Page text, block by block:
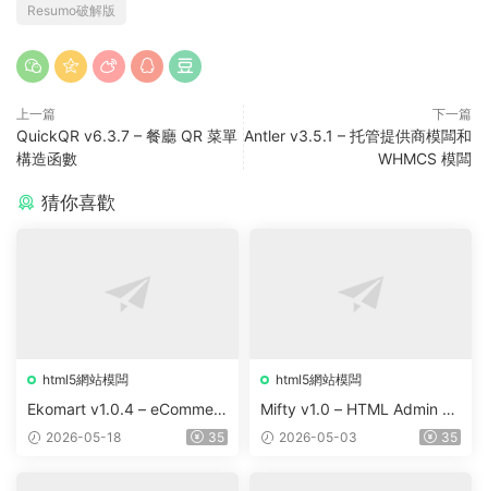
Resumo破解版
上一篇
QuickQR v6.3.7 – 餐廳 QR 菜單
構造函數
下一篇
Antler v3.5.1 – 托管提供商模闆和
WHMCS 模闆
猜你喜歡
html5網站模闆
Ekomart v1.0.4 – eCommerc
e React NextJS Template +
2026-05-18 35
html5網站模闆
Mifty v1.0 – HTML Admin &
Dashboard Template
2026-05-03 35